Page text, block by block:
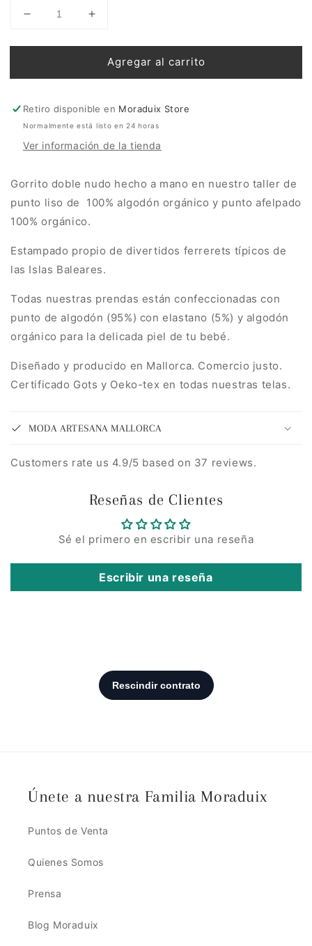
Reducir
para
FERRERET
Aumentar
para
GORRO
FERRERET
Agregar al carrito
Retiro disponible en Moraduix Store
Normalmente está listo en 24 horas
Ver información de la tienda
Gorrito doble nudo hecho a mano en nuestro taller de
punto liso de 100% algodón orgánico y punto afelpado
100% orgánico.
Estampado propio de divertidos ferrerets típicos de
las Islas Baleares.
Todas nuestras prendas están confeccionadas con
punto de algodón (95%) con elastano (5%) y algodón
orgánico para la delicada piel de tu bebé.
Diseñado y producido en Mallorca. Comercio justo.
Certificado Gots y Oeko-tex en todas nuestras telas.
MODA ARTESANA MALLORCA
Customers rate us 4.9/5 based on 37 reviews.
Reseñas de Clientes
Sé el primero en escribir una reseña
Escribir una reseña
Únete a nuestra Familia Moraduix
Puntos de Venta
Quienes Somos
Prensa
Blog Moraduix